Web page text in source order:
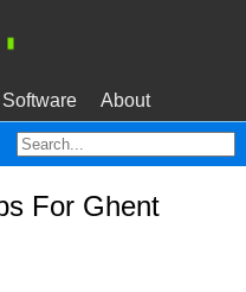
Software About
For Ghent